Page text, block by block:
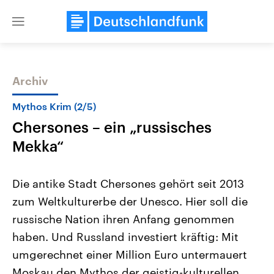
Close
Themen
Landtagswahl Sachsen-Anhalt
2026
Alle Informationen
Sachsen-Anhalt wählt am 6.
September 2026 einen neuen
Landtag. Seit 2021 wird das
Bundesland von einer Koalition aus
Aktuelle Beiträge,
Hintergründe
Wirtschaftlich und
gehören die Vereinigten
den mächtigsten Ländern
mit großem Einfluss auf
Archiv
Mythos Krim (2/5)
Chersones – ein „russisches
Mekka“
Die antike Stadt Chersones gehört seit 2013
zum Weltkulturerbe der Unesco. Hier soll die
russische Nation ihren Anfang genommen
haben. Und Russland investiert kräftig: Mit
umgerechnet einer Million Euro untermauert